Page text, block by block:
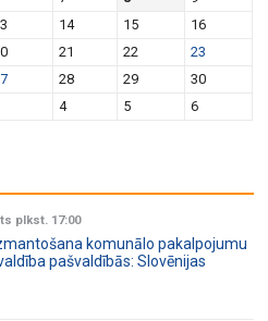
14 15
16
21 22
23
28 29
30
4 5 6
plkst. 17:00
komunālo pakalpojumu
pašvaldībās: Slovēnijas